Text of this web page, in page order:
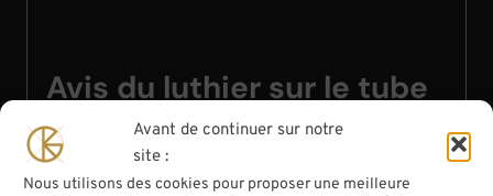
Avant de continuer sur notre
site :
Nous utilisons des cookies pour proposer une meilleure
Avis du luthier sur le tube
pour archet BAM
Certes, ce n’est pas l’étui le plus spacieux, ni